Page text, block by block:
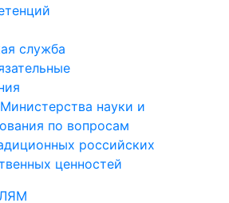
служба
науки и
по вопросам
российских
ценностей